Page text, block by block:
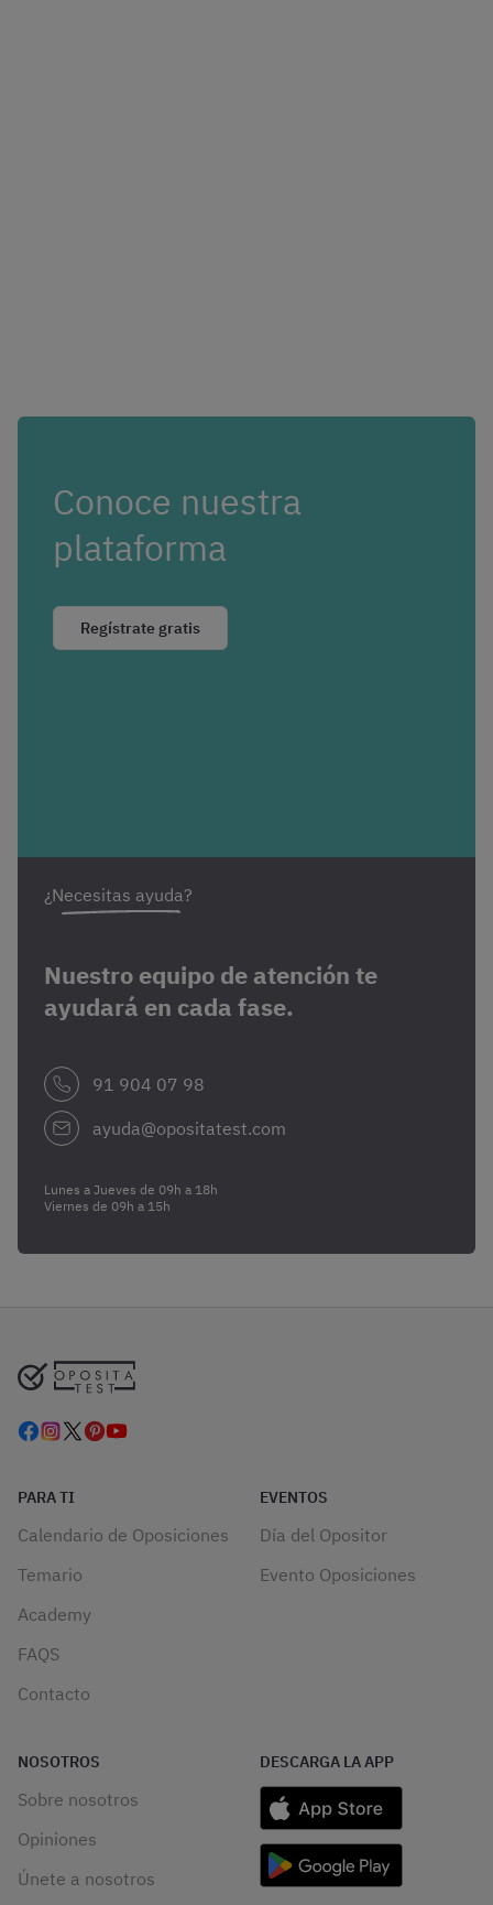
Conoce nuestra
plataforma
Regístrate gratis
¿Necesitas ayuda?
Nuestro equipo de atención te
ayudará en cada fase.
91 904 07 98
ayuda@opositatest.com
Lunes a Jueves de 09h a 18h
Viernes de 09h a 15h